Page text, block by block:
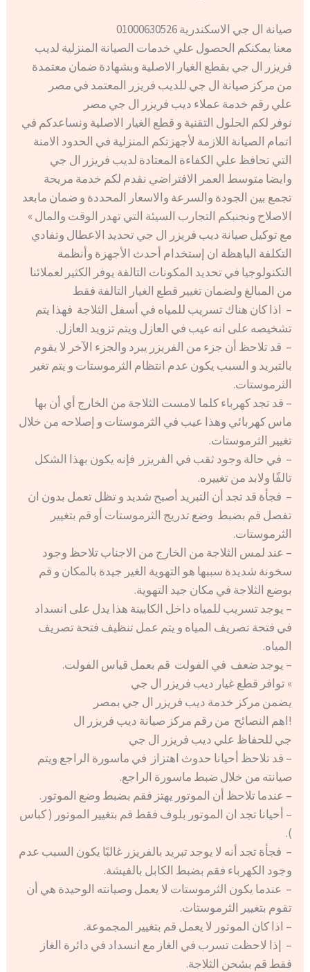
صيانة ال جي الاسكندرية 01000630526
معنا يمكنكم الحصول علي خدمات الصيانة المنزلية لديب
فريزر ال جي بقطع الغيار الاصلية وبشهادة ضمان معتمدة
من مركز صيانة ال جي للديب فريزر المعتمد في مصر
علي رقم خدمة عملاء ديب فريزر ال جي مصر
نوفر لكم الحلول التقنية و قطع الغيار الاصلية ونساعدكم في
اتمام الصيانة اللازمة لأجهزتكم المنزلية في الحدود الامنة
التي تحافظ علي الكفاءة المعتادة لديب فريزر ال جي
وايضا متوسط العمر الافتراضي نقدم لكم خدمة مريحة
تجمع بين الجودة والسرعة والاسعار المحددة و ضمان مابعد
الاصلاح ونجنبكم التجارب السيئة التي تهدر الوقت والمال »
مع توكيل صيانة ديب فريزر ال جي تحديد الاعطال وتفادي
التكلفة الباهظة ان إستخدام أحدث الأجهزة وأنظمة
التكنولوجيا في تحديد المكونات التالفة يوفر الكثير لعملائنا
من المبالغ ولضمان تغيير قطع الغيار التالفة فقط
– اذا كان هناك تسريب للمياه في أسفل الثلاجة فهذا يتم
تشخيصه على انه عيب في العازل ويتم تزويد العازل.
– قد تلاحظ أن جزء من الفريزر يبرد والجزء الآخر لا يقوم
بالتبريد و السبب يكون عدم انتظام الثرموستات و يتم تغير
الثرموستات.
– قد تجد كهرباء كلما لامست الثلاجة من الخارج أي أن بها
ماس كهربائي وهذا عيب في الثرموستات و إصلاحه من خلال
تغيير الثرموستات.
– في حالة وجود ثقب في الفريزر فإنه يكون بهذا الشكل
تالفًا ولابد من تغييره.
– فجأة قد تجد أن التبريد أصبح شديد و تظل تعمل بدون ان
تفصل قم بضبط وضع تدريج الثرموستات أو قم بتغيير
الثرموستات.
– عند لمس الثلاجة من الخارج من الاجناب تلاحظ وجود
سخونة شديدة سببها هو التهوية الغير جيدة بالمكان و قم
بوضع الثلاجة في مكان جيد التهوية.
– يوجد تسريب للمياه داخل الكابينة هذا يدل على انسداد
في فتحة تصريف المياه و يتم عمل تنظيف فتحة تصريف
المياه.
– يوجد ضعف في الفولت قم بعمل قياس الفولت.
» توافر قطع غيار ديب فريزر ال جي
يضمن مركز خدمة ديب فريزر ال جي بمصر
!اهم النصائح من رقم مركز صيانة ديب فريزر ال
جي للحفاظ علي ديب فريزر ال جي
– قد تلاحظ أحيانا حدوث اهتزاز في ماسورة الراجع ويتم
صيانته من خلال ضبط ماسورة الراجع.
– عندما تلاحظ أن الموتور يهتز فقم بضبط وضع الموتور.
– أحيانا تجد ان الموتور بلوف فقط قم بتغيير الموتور ( كباس
).
– فجأة تجد أنه لا يوجد تبريد بالفريزر غالبًا يكون السبب عدم
وجود الكهرباء فقم بضبط الكابل بالفيشة.
– عندما يكون الثرموستات لا يعمل وصيانته الوحيدة هي أن
تقوم بتغيير الثرموستات.
– اذا كان الموتور لا يعمل قم بتغيير المجموعة.
– إذا لاحظت تسرب في الغاز مع انسداد في دائرة الغاز
فقط قم بشحن الثلاجة.